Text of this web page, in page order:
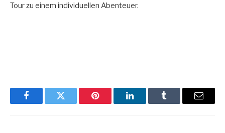
Tour zu einem individuellen Abenteuer.
FacebookTwitter Pinterest LinkedInTumblr Email